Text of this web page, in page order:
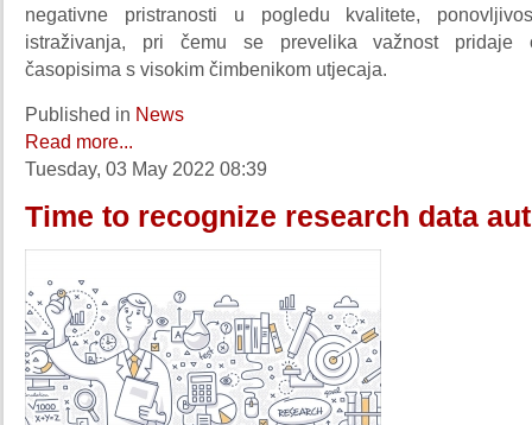
negativne pristranosti u pogledu kvalitete,
istraživanja, pri čemu se prevelika važnost pridaje
časopisima s visokim čimbenikom utjecaja.
Published in News
Read more...
Tuesday, 03 May 2022 08:39
Time to recognize research data